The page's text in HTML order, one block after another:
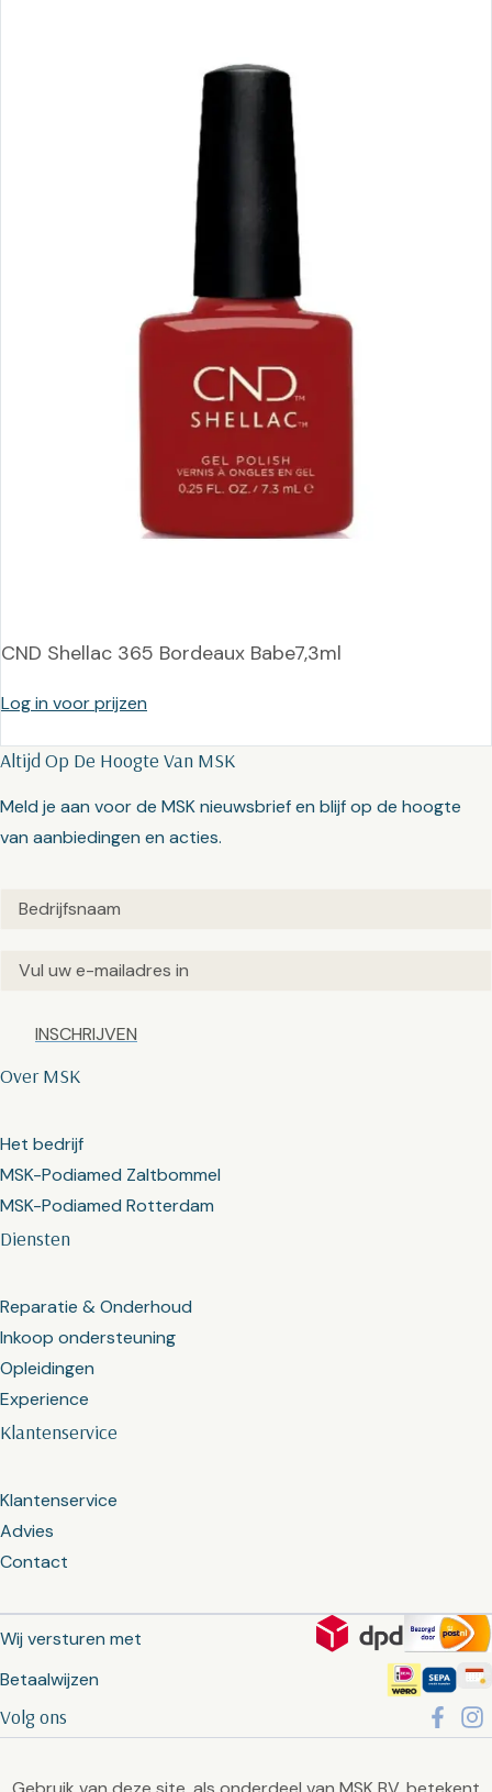
CND Shellac 365 Bordeaux Babe7,3ml
Log in voor prijzen
Klantenservice
Klantenservice
Advies
Contact
Diensten
Reparatie & Onderhoud
Inkoop ondersteuning
Opleidingen
Experience
Over MSK
Het bedrijf
MSK-Podiamed Zaltbommel
MSK-Podiamed Rotterdam
Altijd Op De Hoogte Van MSK
Meld je aan voor de MSK nieuwsbrief en blijf op de hoogte
van aanbiedingen en acties.
Untitled(Vereist)
Email(Vereist)
Captcha
Wij versturen met
Betaalwijzen
Volg ons